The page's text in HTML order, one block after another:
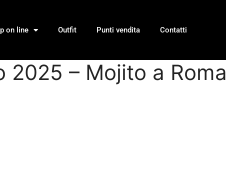
on line Outfit Punti vendita Contatti
– Mojito a Roma